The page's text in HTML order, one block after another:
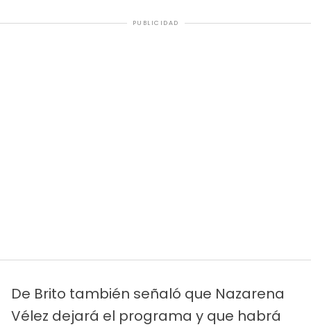
PUBLICIDAD
De Brito también señaló que Nazarena
Vélez dejará el programa y que habrá